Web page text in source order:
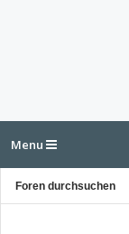
Menu
Foren durchsuchen